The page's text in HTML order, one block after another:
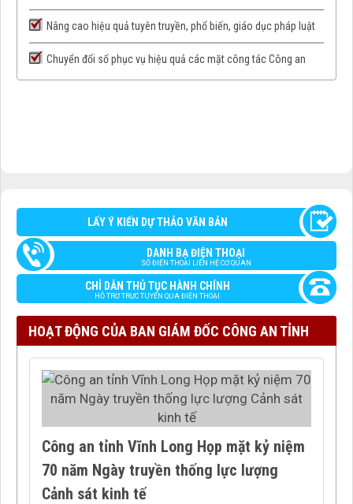
Nâng cao hiệu quả tuyên truyền, phổ biến, giáo dục pháp luật
Chuyển đổi số phục vụ hiệu quả các mặt công tác Công an
LẤY Ý KIẾN DỰ THẢO VĂN BẢN
DANH BẠ ĐIỆN THOẠI
SỐ ĐIỆN THOẠI LIÊN HỆ CƠ QUAN
CHỈ DẪN THỦ TỤC HÀNH CHÍNH
HỖ TRỢ TRỰC TUYẾN QUA ĐIỆN THOẠI
HOẠT ĐỘNG CỦA BAN GIÁM ĐỐC CÔNG AN TỈNH
Công an tỉnh Vĩnh Long Họp mặt kỷ niệm
70 năm Ngày truyền thống lực lượng
Cảnh sát kinh tế